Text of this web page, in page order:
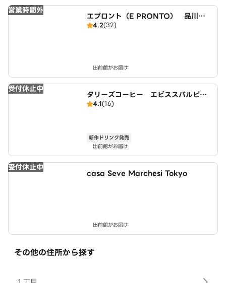
営業時間外
エプロント（E PRONTO） 品川シ
ーズンテラス店
4.2(32)
出前館がお届け
受付休止中
タリーズコーヒー エビススバルビル
店4.1(16)
新作ドリンク発売
出前館がお届け
受付休止中
casa Seve Marchesi Tokyo
出前館がお届け
その他の住所から探す